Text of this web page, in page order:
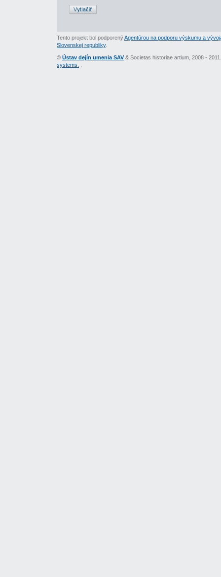
Tento projekt bol podporenýAgentúrou na podporu výskumu a
Slovenskej republiky.
© Ústav dejín umenia SAV & Societas historiae artium, 2008 -
systems.